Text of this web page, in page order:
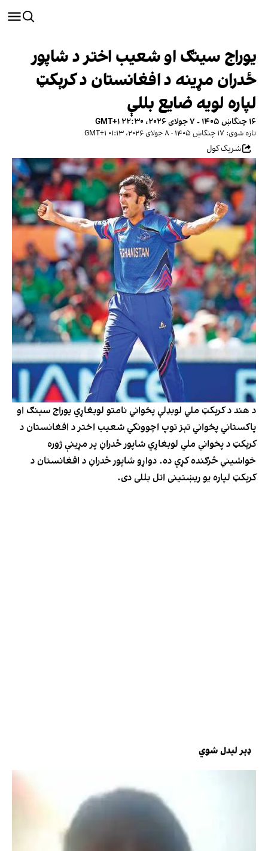
یوراج سینګ او شعیب اختر د شاپور
ځدران مړینه د افغانستان د کرېکټ
لپاره لویه ضایع بللې
۱۶ چنگاښ ۱۴۰۵ - ۷ جولای ۲۰۲۶، ۲۲:۳۰ GMT+۱
تازه شوی: ۱۷ چنگاښ ۱۴۰۵ - ۸ جولای ۲۰۲۶، ۰۱:۱۳ GMT+۱
شریک کول
د هند د کرېکټ ملي لوبډلې پخواني نامتو لوبغاړي یوراج سېنګ او
پاکستاني پخواني تېز توپ اچوونکي شعیب اختر د افغانستان د
کرېکټ د پخواني ملي لوبغاړي شاپور ځدراڼ پر مړینې ژوره
خواشیني څرګنده کړې ده. دواړو شاپور ځدراڼ د افغانستان د
کرېکټ لپاره یو ریښتینی اتل بللی دی.
ډېر لیدل شوي